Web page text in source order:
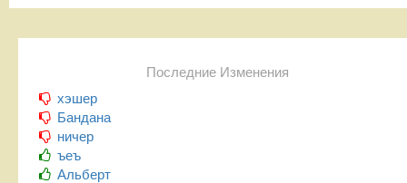
Последние Изменения
хэшер
Бандана
ничер
ъеъ
Альберт